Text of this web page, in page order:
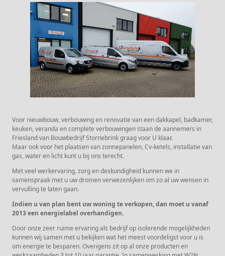
Voor nieuwbouw, verbouwing en renovatie van een dakkapel, badkamer,
keuken, veranda en complete verbouwingen staan de aannemers in
Friesland van Bouwbedrijf Stornebrink graag voor U klaar.
Maar ook voor het plaatsen van zonnepanelen, Cv-ketels, installatie van
gas, water en licht kunt u bij ons terecht.
Met veel werkervaring, zorg en deskundigheid kunnen we in
samenspraak met u uw dromen verwezenlijken om zo al uw wensen in
vervulling te laten gaan.
Indien u van plan bent uw woning te verkopen, dan moet u vanaf
2013 een energielabel overhandigen.
Door onze zeer ruime ervaring als bedrijf op isolerende mogelijkheden
kunnen wij samen met u bekijken wat het meest voordeligst voor u is
om energie te besparen. Overigens zit op al onze producten en